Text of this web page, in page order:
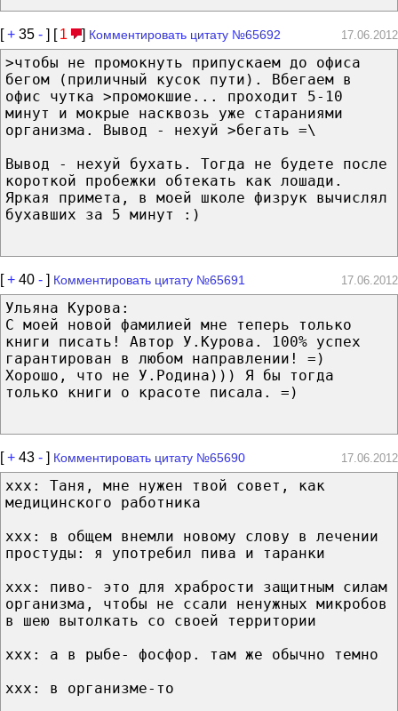
[+ 35 - ] [ 1 ] Комментировать цитату №65692 17.06.2012
>чтобы не промокнуть припускаем до офиса
бегом (приличный кусок пути). Вбегаем в
офис чутка >промокшие... проходит 5-10
минут и мокрые насквозь уже стараниями
организма. Вывод - нехуй >бегать =\
Вывод - нехуй бухать. Тогда не будете после
короткой пробежки обтекать как лошади.
Яркая примета, в моей школе физрук вычислял
бухавших за 5 минут :)
[+ 40 - ] Комментировать цитату №65691 17.06.2012
Ульяна Курова:
С моей новой фамилией мне теперь только
книги писать! Автор У.Курова. 100% успех
гарантирован в любом направлении! =)
Хорошо, что не У.Родина))) Я бы тогда
только книги о красоте писала. =)
[+ 43 - ] Комментировать цитату №65690 17.06.2012
ххх: Таня, мне нужен твой совет, как
медицинского работника
ххх: в общем внемли новому слову в лечении
простуды: я употребил пива и таранки
ххх: пиво- это для храбрости защитным силам
организма, чтобы не ссали ненужных микробов
в шею вытолкать со своей территории
ххх: а в рыбе- фосфор. там же обычно темно
ххх: в организме-то